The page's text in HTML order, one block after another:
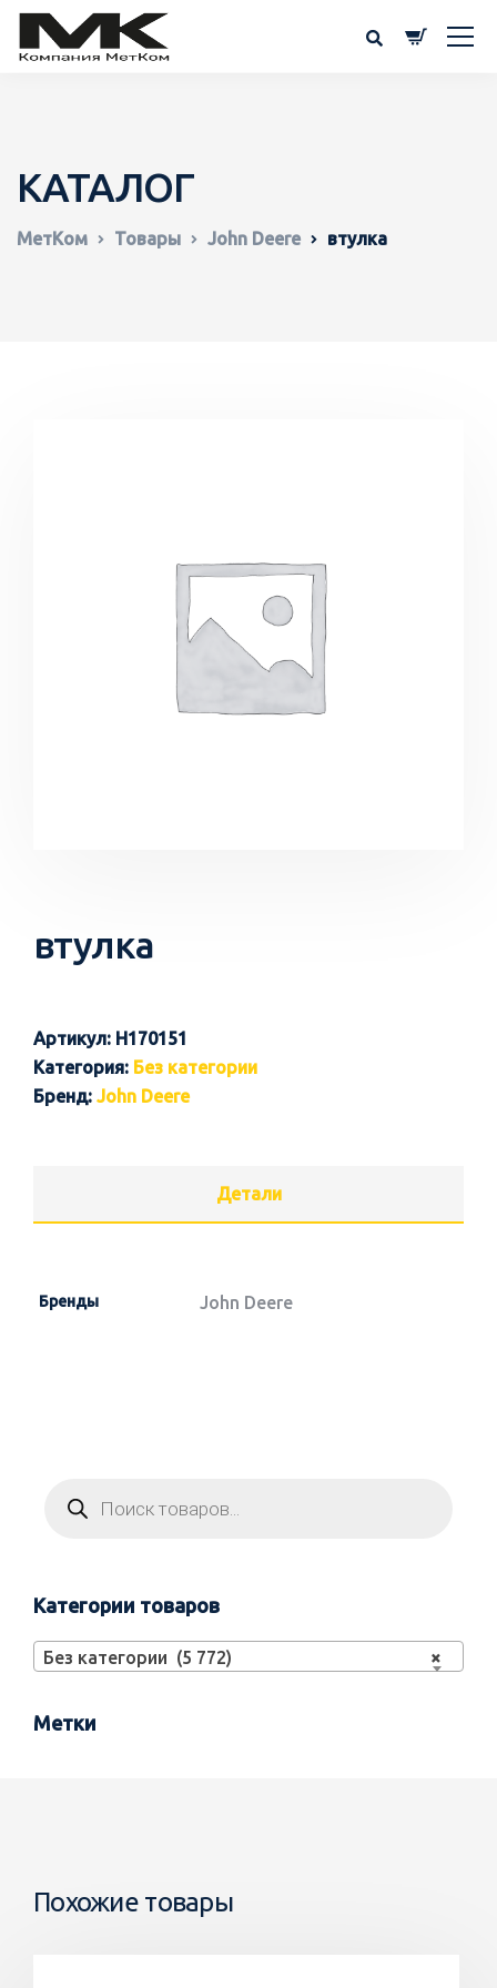
КАТАЛОГ
МетКом Товары John Deere втулка
втулка
Артикул: H170151
Категория: Без категории
Бренд: John Deere
Детали
Бренды John Deere
Категории товаров
×
Без категории (5 772)
Метки
Похожие товары